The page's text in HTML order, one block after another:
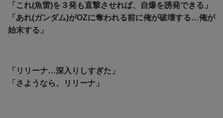
「これ(魚雷)を３発も直撃させれば、自爆を誘発できる」
「あれ(ガンダム)がOZに奪われる前に俺が破壊する…俺が
始末する」
「リリーナ…深入りしすぎた」
「さようなら、リリーナ」